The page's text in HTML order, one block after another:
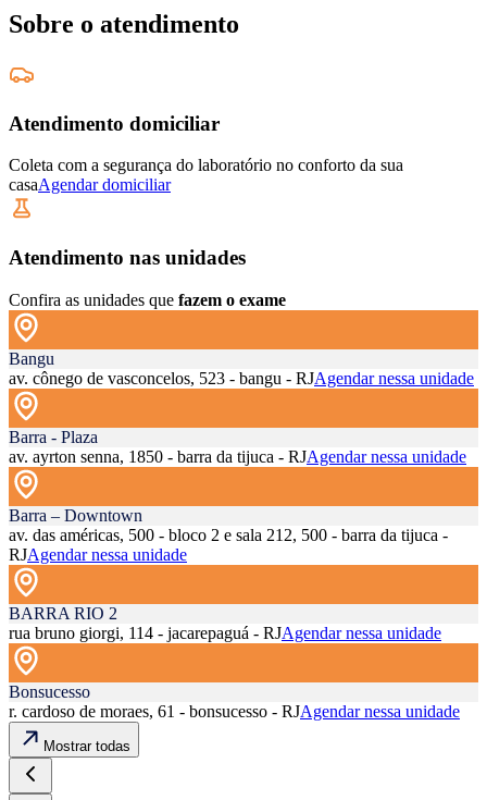
Sobre o atendimento
Atendimento domiciliar
Coleta com a segurança do laboratório no conforto da sua
casaAgendar domiciliar
Atendimento nas unidades
Confira as unidades que fazem o exame
Bangu
av. cônego de vasconcelos, 523 - bangu - RJAgendar nessa unidade
Barra - Plaza
av. ayrton senna, 1850 - barra da tijuca - RJAgendar nessa unidade
Barra – Downtown
av. das américas, 500 - bloco 2 e sala 212, 500 - barra da tijuca -
RJAgendar nessa unidade
BARRA RIO 2
rua bruno giorgi, 114 - jacarepaguá - RJAgendar nessa unidade
Bonsucesso
r. cardoso de moraes, 61 - bonsucesso - RJAgendar nessa unidade
Mostrar todas